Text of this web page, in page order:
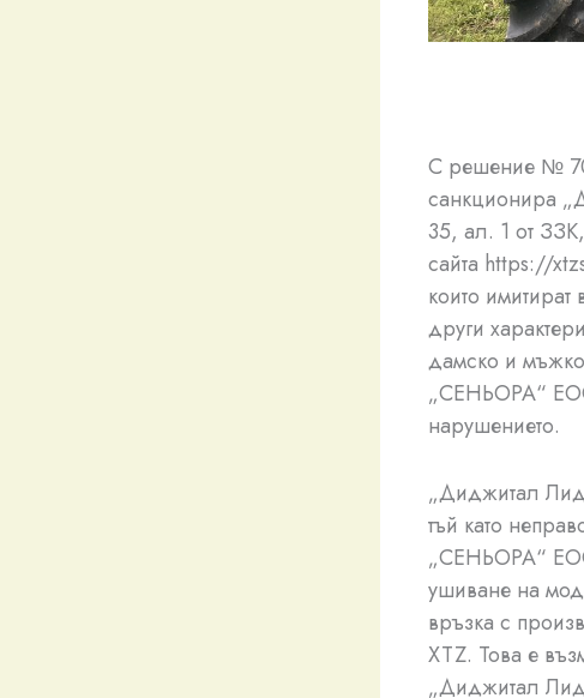
С решение №
санкционира
35, ал. 1 от
сайта https://
които
други
дамско и
„СЕНЬОРА“
нарушението.
„Диджитал
тъй като
„СЕНЬОРА“
ушиване на
връзка с
XTZ. Това е
„Диджитал